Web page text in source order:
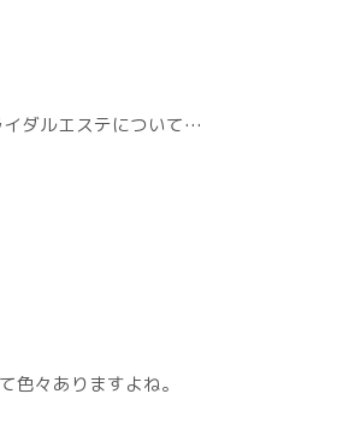
ダルエステについて…
色々ありますよね。